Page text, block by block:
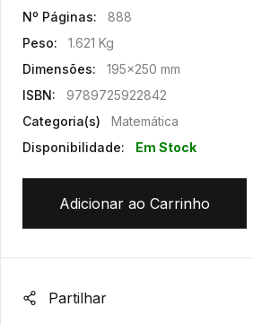
Nº Páginas:
888
Peso:
1.621 Kg
Dimensões:
195x250 mm
ISBN:
9789725922842
Categoria(s)
Matemática
Disponibilidade:
Em Stock
Adicionar ao Carrinho
Partilhar